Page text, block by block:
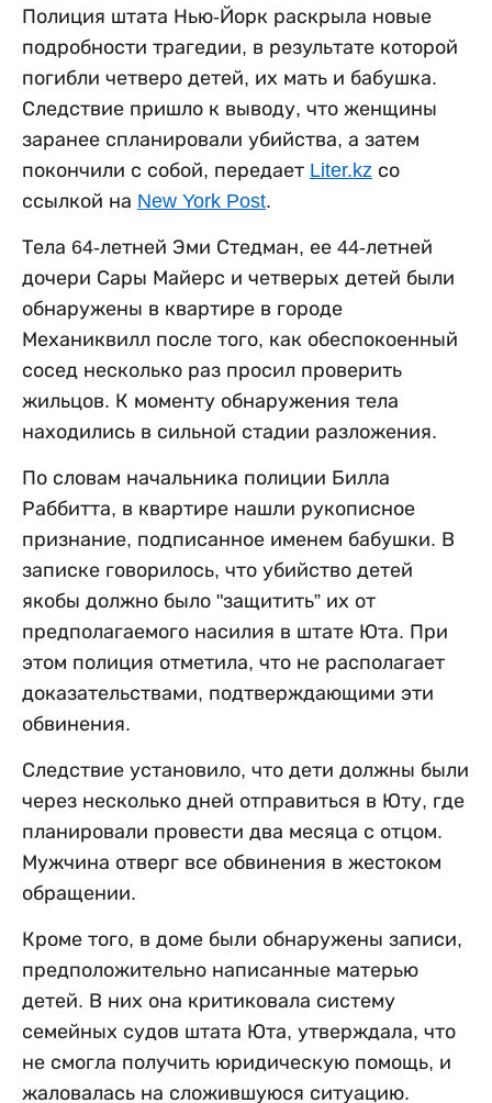
Полиция штата Нью-Йорк раскрыла новые
подробности трагедии, в результате которой
погибли четверо детей, их мать и бабушка.
Следствие пришло к выводу, что женщины
заранее спланировали убийства, а затем
покончили с собой, передает Liter.kz со
ссылкой на New York Post.
Тела 64-летней Эми Стедман, ее 44-летней
дочери Сары Майерс и четверых детей были
обнаружены в квартире в городе
Механиквилл после того, как обеспокоенный
сосед несколько раз просил проверить
жильцов. К моменту обнаружения тела
находились в сильной стадии разложения.
По словам начальника полиции Билла
Раббитта, в квартире нашли рукописное
признание, подписанное именем бабушки. В
записке говорилось, что убийство детей
якобы должно было "защитить” их от
предполагаемого насилия в штате Юта. При
этом полиция отметила, что не располагает
доказательствами, подтверждающими эти
обвинения.
Следствие установило, что дети должны были
через несколько дней отправиться в Юту, где
планировали провести два месяца с отцом.
Мужчина отверг все обвинения в жестоком
обращении.
Кроме того, в доме были обнаружены записи,
предположительно написанные матерью
детей. В них она критиковала систему
семейных судов штата Юта, утверждала, что
не смогла получить юридическую помощь, и
жаловалась на сложившуюся ситуацию.